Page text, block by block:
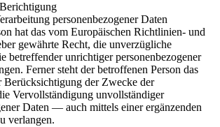
personenbezogener Daten
hat das vom Europäischen Richtlinien- und
gewährte Recht, die unverzügliche
betreffender unrichtiger personenbezogener
Ferner steht der betroffenen Person das
Berücksichtigung der Zwecke der
Vervollständigung unvollständiger
Daten — auch mittels einer ergänzenden
verlangen.